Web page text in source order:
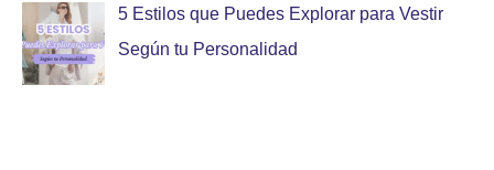
5 Estilos que Puedes Explorar para Vestir
Según tu Personalidad